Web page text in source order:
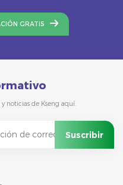
GRATIS
noticias de Kseng aquí.